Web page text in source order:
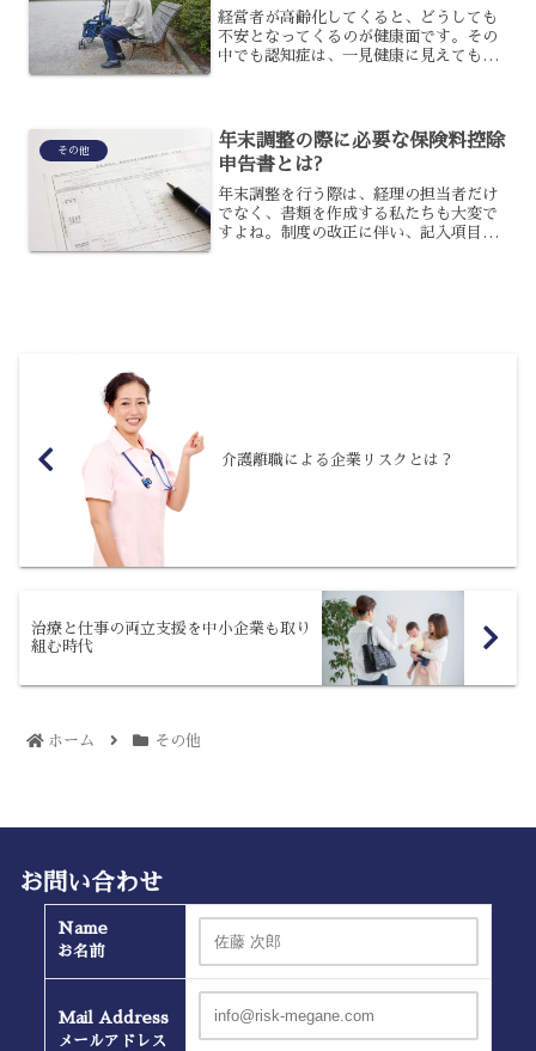
経営者が高齢化してくると、どうしても
不安となってくるのが健康面です。その
中でも認知症は、一見健康に見えてもひ
営者が認知症となった場合...
その他
年末調整の際に必要な保険料控除
申告書とは?
年末調整を行う際は、経理の担当者だけ
でなく、書類を作成する私たちも大変で
すよね。制度の改正に伴い、記入項目や
介護離職による企業リスクとは？
治療と仕事の両立支援を中小企業も取り
組む時代
ホーム その他
お問い合わせ
Name
お名前
Mail Address
メールアドレス